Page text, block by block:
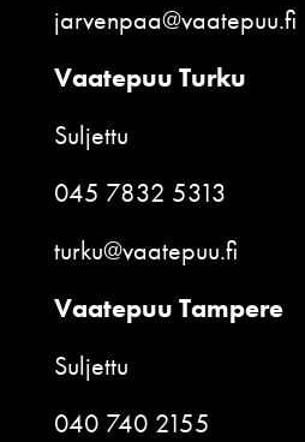
jarvenpaa@vaatepuu.fi
Vaatepuu Turku
Suljettu
045 7832 5313
turku@vaatepuu.fi
Vaatepuu Tampere
Suljettu
040 740 2155